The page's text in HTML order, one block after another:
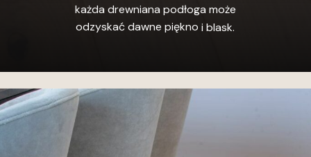
każda drewniana podłoga może
odzyskać dawne piękno i blask.